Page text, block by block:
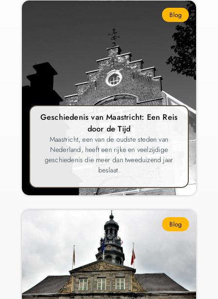
Blog
Geschiedenis van Maastricht: Een Reis
door de Tijd
Maastricht, een van de oudste steden van
Nederland, heeft een rijke en veelzijdige
geschiedenis die meer dan tweeduizend jaar
beslaat.
Blog